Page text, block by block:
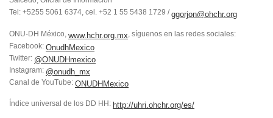
Tel: +5255 5061 6374, cel. +52 1 55 5438 1729 /ggorjon@ohchr.org
ONU-DH México, www.hchr.org.mx, síguenos en las redes sociales:
Facebook: OnudhMexico
Twitter: @ONUDHmexico
Instagram: @onudh_mx
Canal de YouTube: ONUDHMexico
Índice universal de los DD HH: http://uhri.ohchr.org/es/